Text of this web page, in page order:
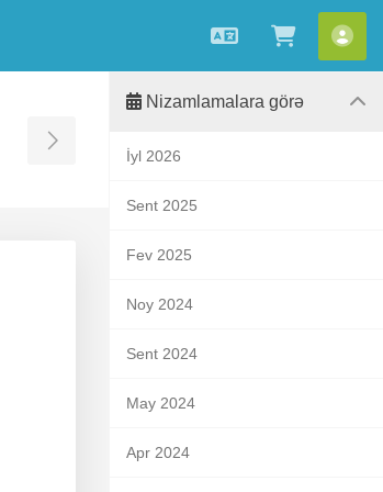
Azerbaijani
Səbətə
Toggle Sidebar
Nizamlamalara görə
İyl 2026
Sent 2025
Fev 2025
Noy 2024
Sent 2024
May 2024
Apr 2024